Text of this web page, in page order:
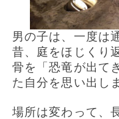
男の子は、一度は
昔、庭をほじくり
骨を「恐竜が出て
た自分を思い出し
場所は変わって、